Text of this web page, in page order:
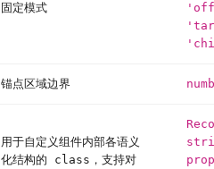
固定模式
锚点区域边界
用于自定义组件内部各语义
化结构的 class，支持对